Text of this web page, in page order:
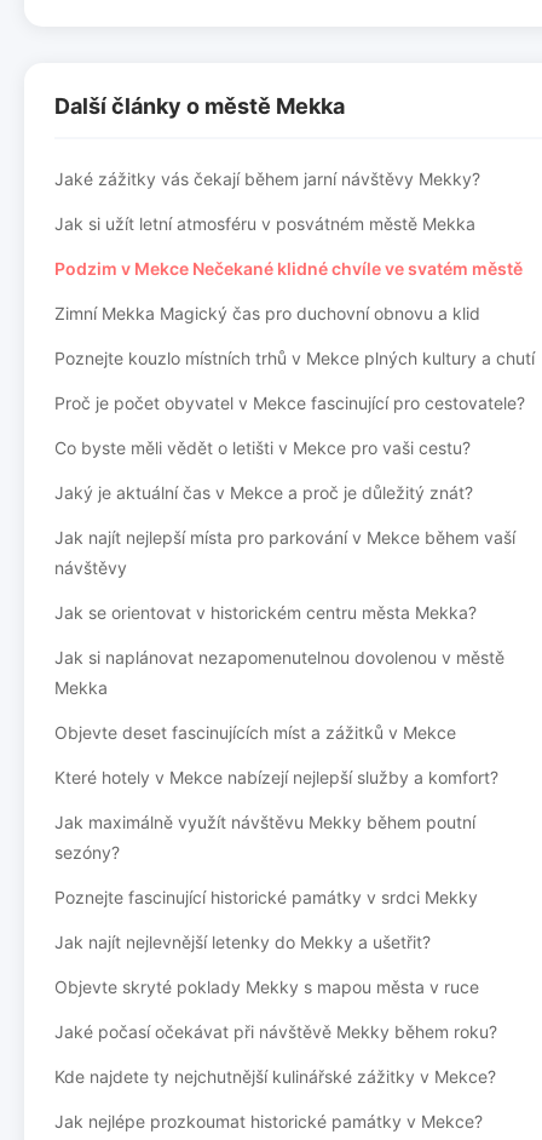
Další články o městě Mekka
Jaké zážitky vás čekají během jarní návštěvy Mekky?
Jak si užít letní atmosféru v posvátném městě Mekka
Podzim v Mekce Nečekané klidné chvíle ve svatém městě
Zimní Mekka Magický čas pro duchovní obnovu a klid
Poznejte kouzlo místních trhů v Mekce plných kultury a chutí
Proč je počet obyvatel v Mekce fascinující pro cestovatele?
Co byste měli vědět o letišti v Mekce pro vaši cestu?
Jaký je aktuální čas v Mekce a proč je důležitý znát?
Jak najít nejlepší místa pro parkování v Mekce během vaší
návštěvy
Jak se orientovat v historickém centru města Mekka?
Jak si naplánovat nezapomenutelnou dovolenou v městě
Mekka
Objevte deset fascinujících míst a zážitků v Mekce
Které hotely v Mekce nabízejí nejlepší služby a komfort?
Jak maximálně využít návštěvu Mekky během poutní
sezóny?
Poznejte fascinující historické památky v srdci Mekky
Jak najít nejlevnější letenky do Mekky a ušetřit?
Objevte skryté poklady Mekky s mapou města v ruce
Jaké počasí očekávat při návštěvě Mekky během roku?
Kde najdete ty nejchutnější kulinářské zážitky v Mekce?
Jak nejlépe prozkoumat historické památky v Mekce?